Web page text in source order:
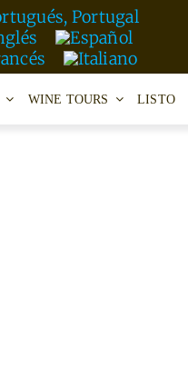
WINE TOURS LISTO